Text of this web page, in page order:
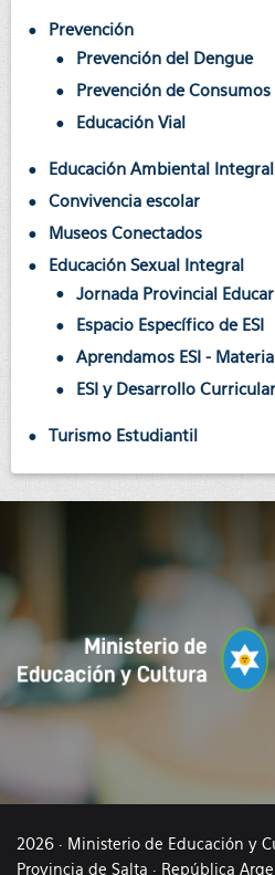
Prevención
Prevención del Dengue
Prevención de
Educación Vial
Educación Ambiental Integral
Convivencia escolar
Museos Conectados
Educación Sexual Integral
Jornada Provincial
Espacio Específico de ESI
Aprendamos ESI -
ESI y Desarrollo
Turismo Estudiantil
2026 · Ministerio de Educación y
Provincia de Salta · República